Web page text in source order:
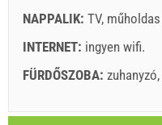
Foglaljon és
NAPPALIK: TV,
INTERNET: ingyen wifi.
FÜRDŐSZOBA: zuhanyzó,